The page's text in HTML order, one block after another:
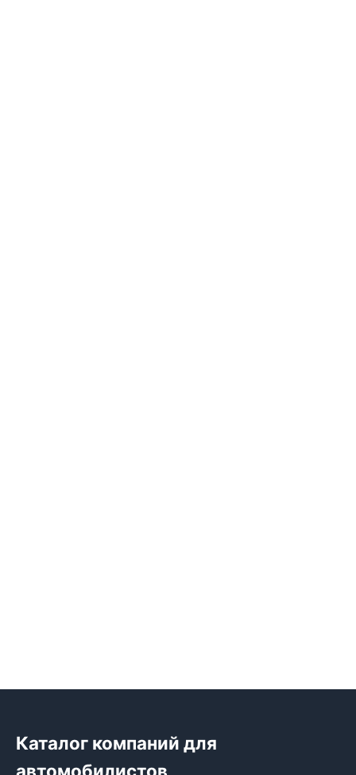
Каталог компаний для